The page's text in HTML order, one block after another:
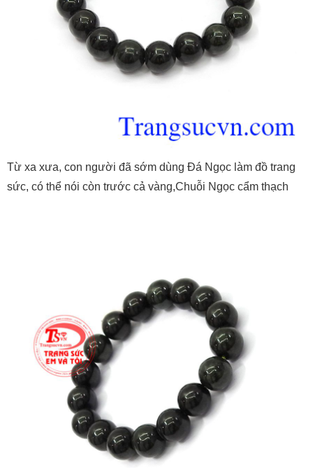
Từ xa xưa, con người đã sớm dùng Đá Ngọc làm đồ trang
sức, có thể nói còn trước cả vàng,Chuỗi Ngọc cẩm thạch